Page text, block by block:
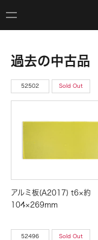
過去の中古品
52502 Sold Out
アルミ板(A2017) t6×約
104×269mm
52496 Sold Out